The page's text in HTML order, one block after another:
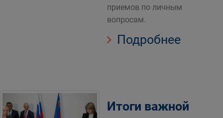
приемов по личным
вопросам.
Подробнее
Итоги важной